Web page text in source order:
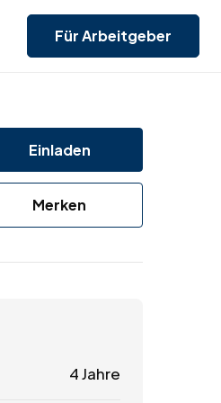
Für Arbeitgeber
Einladen
Merken
4 Jahre